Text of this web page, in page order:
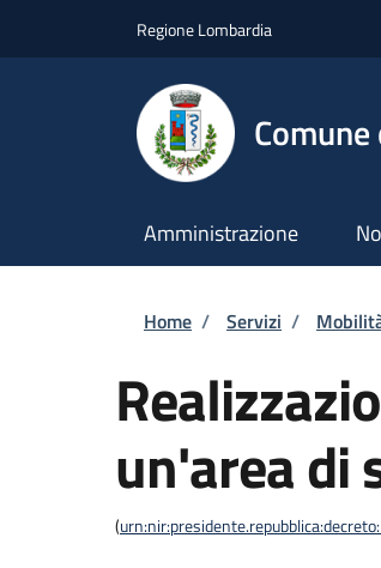
Regione Lombardia
Amministrazione
Briciole di
Home / Servizi /
un'area di
(